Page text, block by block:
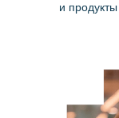
и продукты